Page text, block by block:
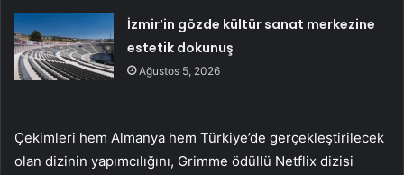
İzmir’in gözde kültür sanat merkezine
estetik dokunuş
Ağustos 5, 2026
Çekimleri hem Almanya hem Türkiye’de gerçekleştirilecek
olan dizinin yapımcılığını, Grimme ödüllü Netflix dizisi